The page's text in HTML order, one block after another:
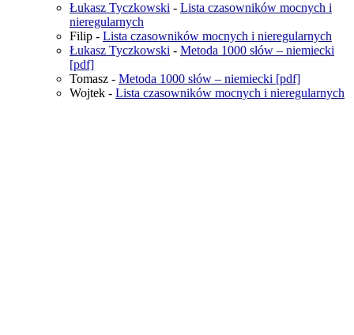
Łukasz Tyczkowski - Lista czasowników mocnych i
nieregularnych
Filip - Lista czasowników mocnych i nieregularnych
Łukasz Tyczkowski - Metoda 1000 słów – niemiecki
[pdf]
Tomasz - Metoda 1000 słów – niemiecki [pdf]
Wojtek - Lista czasowników mocnych i nieregularnych